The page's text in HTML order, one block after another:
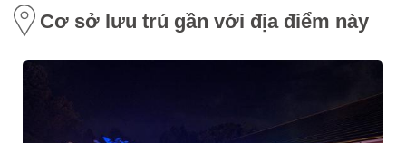
Cơ sở lưu trú gần với địa điểm này